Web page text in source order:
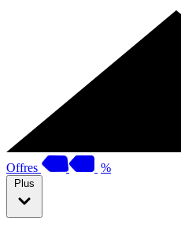
Offres %
Plus